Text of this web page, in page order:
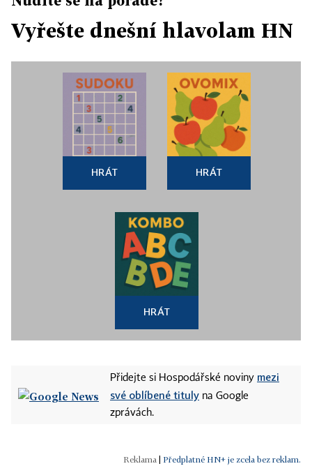
Vyřešte dnešní hlavolam HN
HRÁT HRÁT
HRÁT
Přidejte si Hospodářské noviny mezi
své oblíbené tituly na Google
zprávách.
Předplatné HN+ je zcela bez reklam.